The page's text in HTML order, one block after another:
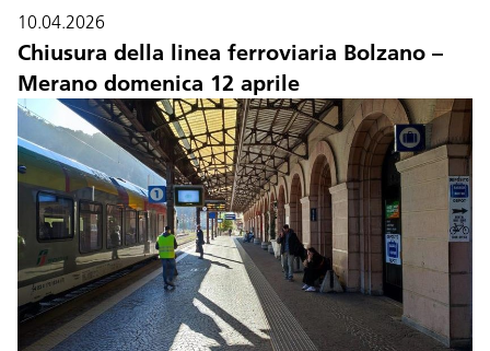
10.04.2026
Chiusura della linea ferroviaria Bolzano –
Merano domenica 12 aprile